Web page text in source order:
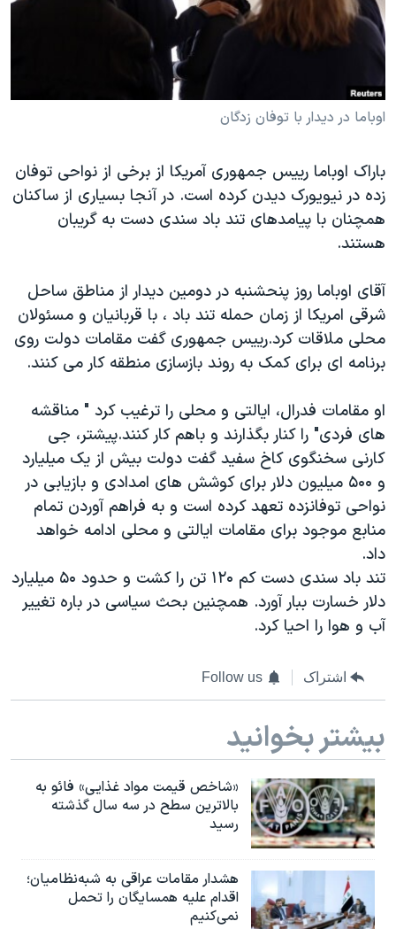
فرهنگ و زندگی
حقوق شهروندی
علم و فناوری
گالری عکس
آرشیو پخش زنده
مستندها
انتخابات ریاست جمهوری آمریکا ۲۰۲۴
حمله جمهوری اسلامی به اسرائیل
رمز مهسا
اعتراضات زن، زندگی، آزادی
مجموعه مستندهای دادخواهی
تریبونال مردمی آبان ۹۸
چهل سال گروگان‌گیری
قانون شفافیت دارائی کادر رهبری ایران
اعتراضات مردمی آبان ۹۸
نرگس محمدی برنده جایزه نوبل صلح
همایش محافظه‌کاران آمریکا «سی‌پک»
صفحه‌های ویژه
سفر پرزیدنت ترامپ به چین
دنبال کنید
اوباما در دیدار با توفان زدگان
باراک اوباما رییس جمهوری آمریکا از برخی از نواحی توفان
زده در نیویورک دیدن کرده است. در آنجا بسیاری از ساکنان
همچنان با پیامدهای تند باد سندی دست به گریبان
هستند.
آقای اوباما روز پنحشنبه در دومین دیدار از مناطق ساحل
شرقی امریکا از زمان حمله تند باد ، با قربانیان و مسئولان
محلی ملاقات کرد.رییس جمهوری گفت مقامات دولت روی
برنامه ای برای کمک به روند بازسازی منطقه کار می کنند.
او مقامات فدرال، ایالتی و محلی را ترغیب کرد " مناقشه
های فردی" را کنار بگذارند و باهم کار کنند.پیشتر، جی
کارنی سخنگوی کاخ سفید گفت دولت بیش از یک میلیارد
و ۵۰۰ میلیون دلار برای کوشش های امدادی و بازیابی در
نواحی توفانزده تعهد کرده است و به فراهم آوردن تمام
منابع موجود برای مقامات ایالتی و محلی ادامه خواهد
داد.
تند باد سندی دست کم ۱۲۰ تن را کشت و حدود ۵۰ میلیارد
دلار خسارت ببار آورد. همچنین بحث سیاسی در باره تغییر
آب و هوا را احیا کرد.
اشتراک Follow us
بیشتر بخوانید
«شاخص قیمت مواد غذایی» فائو به
بالاترین سطح در سه سال گذشته
رسید
هشدار مقامات عراقی به شبه‌نظامیان؛
اقدام علیه همسایگان را تحمل
نمی‌کنیم